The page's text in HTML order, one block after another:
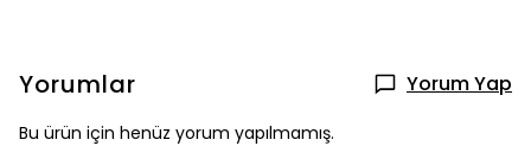
Yorumlar Yorum Yap
Bu ürün için henüz yorum yapılmamış.